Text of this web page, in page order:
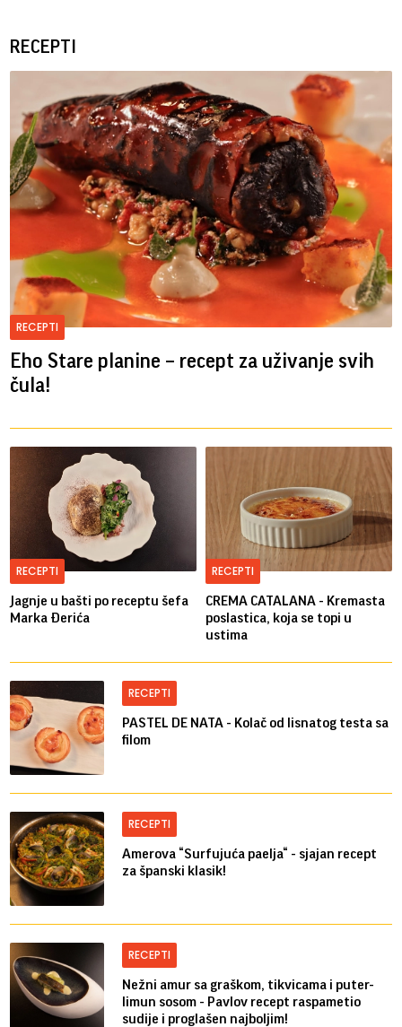
RECEPTI
RECEPTI
Eho Stare planine – recept za uživanje svih
čula!
RECEPTI
Jagnje u bašti po receptu šefa
Marka Đerića
RECEPTI
CREMA CATALANA - Kremasta
poslastica, koja se topi u
ustima
RECEPTI
PASTEL DE NATA - Kolač od lisnatog testa sa
filom
RECEPTI
Amerova “Surfujuća paelja“ - sjajan recept
za španski klasik!
RECEPTI
Nežni amur sa graškom, tikvicama i puter-
limun sosom - Pavlov recept raspametio
sudije i proglašen najboljim!